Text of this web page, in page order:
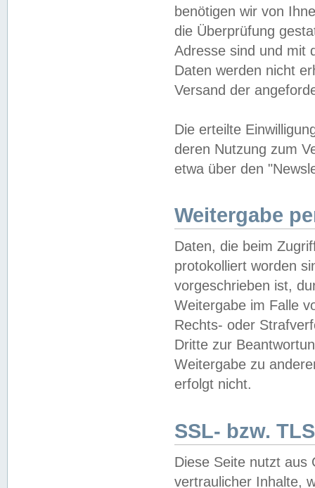
benötigen wir von
die Überprüfung
Adresse sind und mit
Daten werden nicht
Versand der
Die erteilte
deren Nutzung zum
etwa über den
Weitergabe
Daten, die beim
protokolliert worden
vorgeschrieben ist,
Weitergabe im Falle
Rechts- oder
Dritte zur
Weitergabe zu
erfolgt nicht.
SSL- bzw.
Diese Seite nutzt aus
vertraulicher Inhalte,